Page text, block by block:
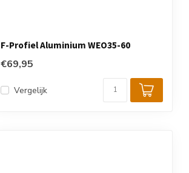
F-Profiel Aluminium WEO35-60
€69,95
Vergelijk